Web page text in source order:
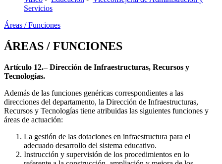
Servicios
Áreas / Funciones
ÁREAS / FUNCIONES
Artículo 12.– Dirección de Infraestructuras, Recursos y
Tecnologías.
Además de las funciones genéricas correspondientes a las
direcciones del departamento, la Dirección de Infraestructuras,
Recursos y Tecnologías tiene atribuidas las siguientes funciones y
áreas de actuación:
La gestión de las dotaciones en infraestructura para el
adecuado desarrollo del sistema educativo.
Instrucción y supervisión de los procedimientos en lo